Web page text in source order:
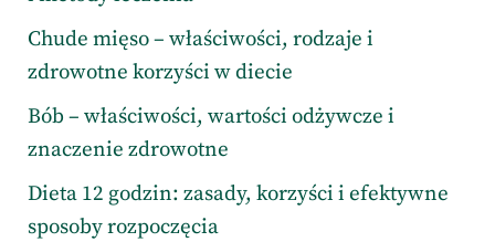
Chude mięso – właściwości, rodzaje i
zdrowotne korzyści w diecie
Bób – właściwości, wartości odżywcze i
znaczenie zdrowotne
Dieta 12 godzin: zasady, korzyści i efektywne
sposoby rozpoczęcia